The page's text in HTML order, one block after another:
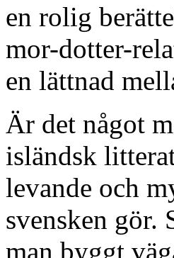
en rolig
mor-dotter-
en lättnad
Är det något
isländsk
levande och
svensken
man byggt